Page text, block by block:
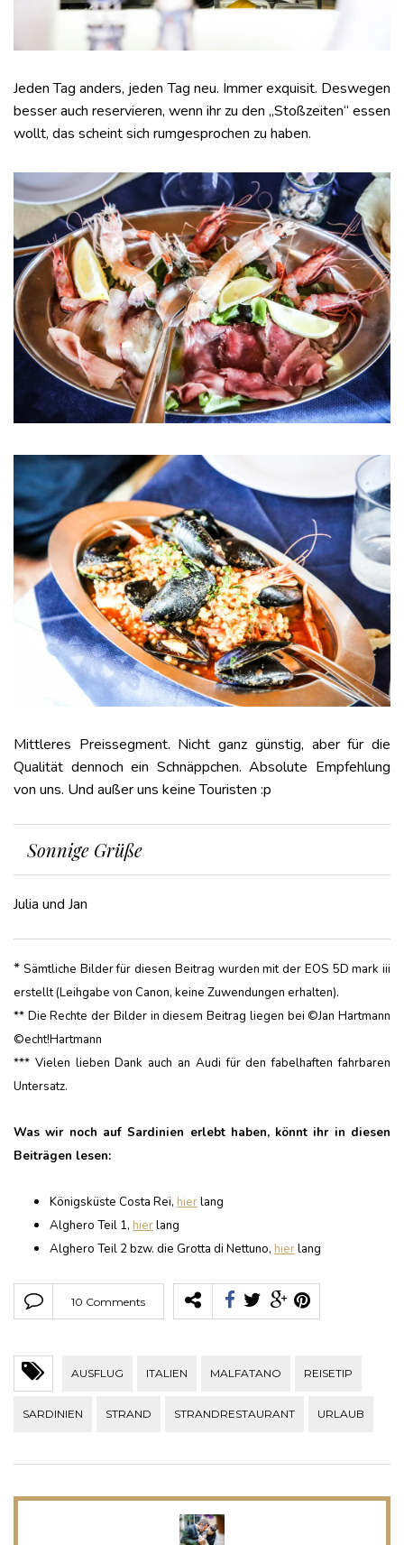
Jeden Tag anders, jeden Tag neu. Immer exquisit. Deswegen
besser auch reservieren, wenn ihr zu den „Stoßzeiten“ essen
wollt, das scheint sich rumgesprochen zu haben.
Mittleres Preissegment. Nicht ganz günstig, aber für die
Qualität dennoch ein Schnäppchen. Absolute Empfehlung
von uns. Und außer uns keine Touristen :p
Sonnige Grüße
Julia und Jan
* Sämtliche Bilder für diesen Beitrag wurden mit der EOS 5D mark iii
erstellt (Leihgabe von Canon, keine Zuwendungen erhalten).
** Die Rechte der Bilder in diesem Beitrag liegen bei ©Jan Hartmann
©echt!Hartmann
*** Vielen lieben Dank auch an Audi für den fabelhaften fahrbaren
Untersatz.
Was wir noch auf Sardinien erlebt haben, könnt ihr in diesen
Beiträgen lesen:
Königsküste Costa Rei, hierlang
Alghero Teil 1, hierlang
Alghero Teil 2 bzw. die Grotta di Nettuno, hierlang
10 Comments
AUSFLUG ITALIEN MALFATANO REISETIP
SARDINIEN STRAND STRANDRESTAURANT URLAUB